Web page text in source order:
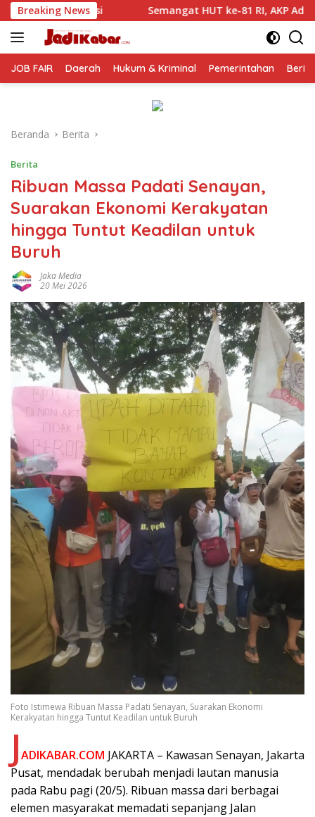
Langsung
ke
konten
Breaking News
HUT ke-81 RI, AKP Adik Agus Putrawan: Kemerdekaan
JOB FAIR Daerah Hukum & Kriminal Pemerintahan
Beranda Berita
Berita
Ribuan Massa Padati Senayan,
Suarakan Ekonomi Kerakyatan
hingga Tuntut Keadilan untuk
Buruh
Jaka Media
20 Mei 2026
Foto Istimewa Ribuan Massa Padati Senayan, Suarakan Ekonomi
Kerakyatan hingga Tuntut Keadilan untuk Buruh
JADIKABAR.COM JAKARTA – Kawasan Senayan, Jakarta
Pusat, mendadak berubah menjadi lautan manusia
pada Rabu pagi (20/5). Ribuan massa dari berbagai
elemen masyarakat memadati sepanjang Jalan